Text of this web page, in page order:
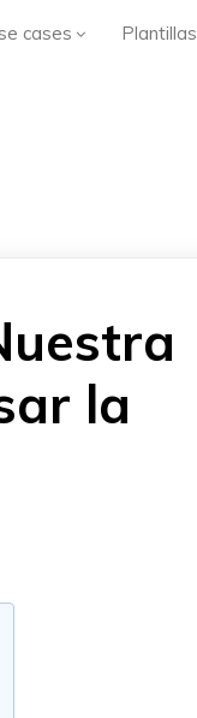
cases Plantillas
la